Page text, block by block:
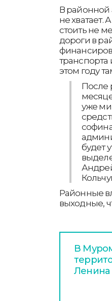
В районной
не хватает.
стоить не
дороги в
транспорта
этом году
После
уже
будет
Районные
выходные,
В
Ленина